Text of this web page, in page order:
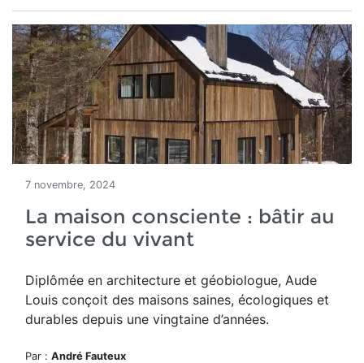
7 novembre, 2024
La maison consciente : bâtir au
service du vivant
Diplômée en architecture et géobiologue, Aude
Louis conçoit des maisons saines, écologiques et
durables depuis une vingtaine d’années.
Par : André Fauteux